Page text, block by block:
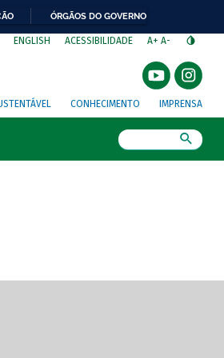
ÓRGÃOS DO GOVERNO
ENGLISH ACESSIBILIDADE A+ A-
CONHECIMENTO IMPRENSA